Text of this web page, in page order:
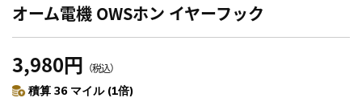
オーム電機 OWSホン イヤーフック
3,980円 （税込）
積算 36 マイル (1倍)